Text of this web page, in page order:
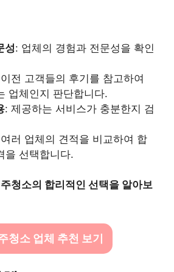
성: 업체의 경험과 전문성을 확인
전 고객들의 후기를 참고하여
업체인지 판단합니다.
: 제공하는 서비스가 충분한지 검
러 업체의 견적을 비교하여 합
을 선택합니다.
청소의 합리적인 선택을 알아보
청소 업체 추천 보기